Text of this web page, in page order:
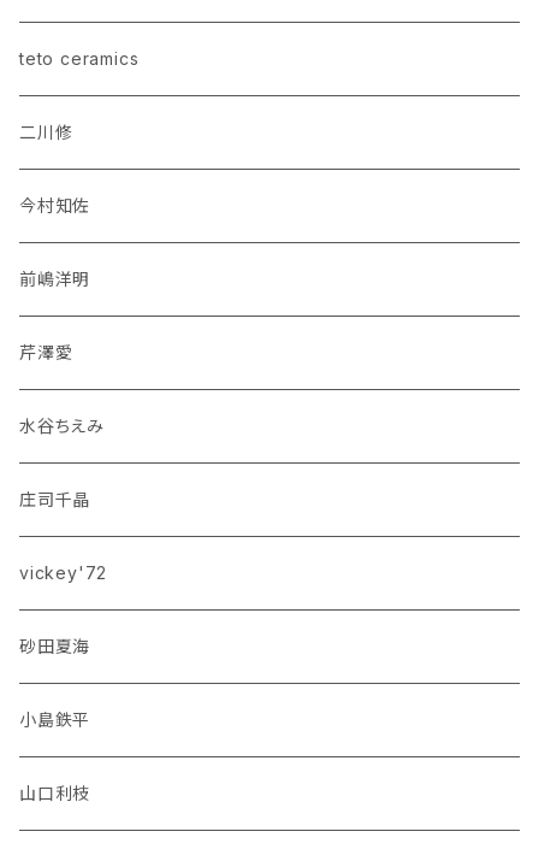
teto ceramics
二川修
今村知佐
前嶋洋明
芹澤愛
水谷ちえみ
庄司千晶
vickey'72
砂田夏海
小島鉄平
山口利枝